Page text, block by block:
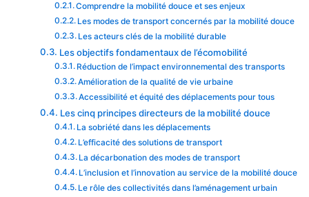
Comprendre la mobilité douce et ses enjeux
Les modes de transport concernés par la mobilité douce
Les acteurs clés de la mobilité durable
Les objectifs fondamentaux de l’écomobilité
Réduction de l’impact environnemental des transports
Amélioration de la qualité de vie urbaine
Accessibilité et équité des déplacements pour tous
Les cinq principes directeurs de la mobilité douce
La sobriété dans les déplacements
L’efficacité des solutions de transport
La décarbonation des modes de transport
L’inclusion et l’innovation au service de la mobilité douce
Le rôle des collectivités dans l’aménagement urbain